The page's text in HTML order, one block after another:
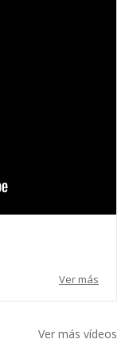
Ver más
Ver más vídeos